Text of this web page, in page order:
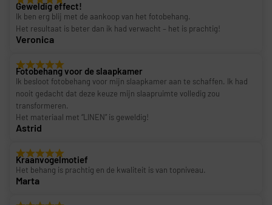
Geweldig effect!
Ik ben erg blij met de aankoop van het fotobehang.
Het resultaat is beter dan ik had verwacht – het is prachtig!
Veronica
Fotobehang voor de slaapkamer
Ik besloot fotobehang voor mijn slaapkamer aan te schaffen. Ik had
nooit gedacht dat deze keuze mijn slaapruimte volledig zou
transformeren.
Het materiaal met “LINEN” is geweldig!
Astrid
Kraanvogelmotief
Het behang is prachtig en de kwaliteit is van topniveau.
Marta